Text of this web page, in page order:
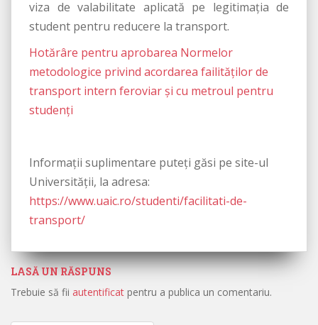
viza de valabilitate aplicată pe legitimația de
student pentru reducere la transport.
Hotărâre pentru aprobarea Normelor
metodologice privind acordarea failităților de
transport intern feroviar și cu metroul pentru
studenți
Informații suplimentare puteți găsi pe site-ul
Universității, la adresa:
https://www.uaic.ro/studenti/facilitati-de-
transport/
LASĂ UN RĂSPUNS
Trebuie să fii autentificat pentru a publica un comentariu.